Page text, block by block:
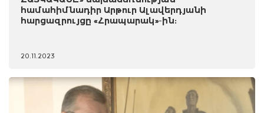
համահիմնադիր Արթուր Ալավերդյանի
հարցազրույցը «Հրապարակ»-ին:
20.11.2023